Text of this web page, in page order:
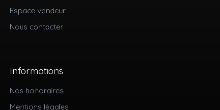
Espace vendeur
Nous contacter
Informations
Nos honoraires
Mentions légales